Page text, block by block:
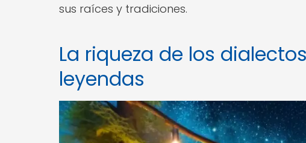
sus raíces y tradiciones.
La riqueza de los
leyendas